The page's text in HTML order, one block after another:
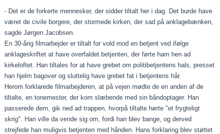
- Det er de forkerte mennesker, der sidder tiltalt her i dag. Det burde have
været de civile borgere, der stormede kirken, der sad på anklagebænken,
sagde Jørgen Jacobsen.
En 30-årig filmarbejder er tiltalt for vold mod en betjent ved ifølge
anklageskriftet at have overfaldet betjenten, der førte ham hen ad
kirkeloftet. Han tiltales for at have grebet om politibetjentens hals, presset
han hjelm bagover og sluttelig have grebet fat i betjentens hår.
Herom forklarede filmarbejderen, at på vejen mødte de en anden af de
tiltalte, en tonemester, der kom slæbende med sin båndoptager. Han
passerede dem, gik ned ad trappen, hvorpå tiltalte hørte "et frygteligt
skrig". Han ville da vende sig om, fordi han blev bange, og derved
strejfede han muligvis betjenten med hånden. Hans forklaring blev støttet